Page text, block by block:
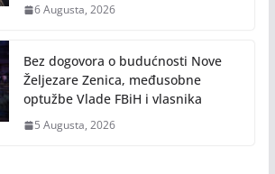
6 Augusta, 2026
Bez dogovora o budućnosti Nove
Željezare Zenica, međusobne
optužbe Vlade FBiH i vlasnika
5 Augusta, 2026